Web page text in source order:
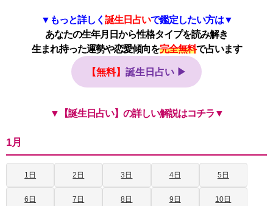
▼もっと詳しく 誕生日占いで鑑定したい方は▼
あなたの生年月日から性格タイプを読み解き
生まれ持った運勢や恋愛傾向を完全無料で占います
【無料】 誕生日占い ▶
▼【誕生日占い】の詳しい解説はコチラ▼
1月
1日 2日 3日 4日 5日
6日 7日 8日 9日 10日